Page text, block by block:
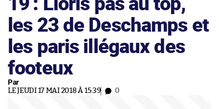
les 23 de Deschamps et
les paris illégaux des
footeux
Par
LE JEUDI 17 MAI 2018 À 15:39 0